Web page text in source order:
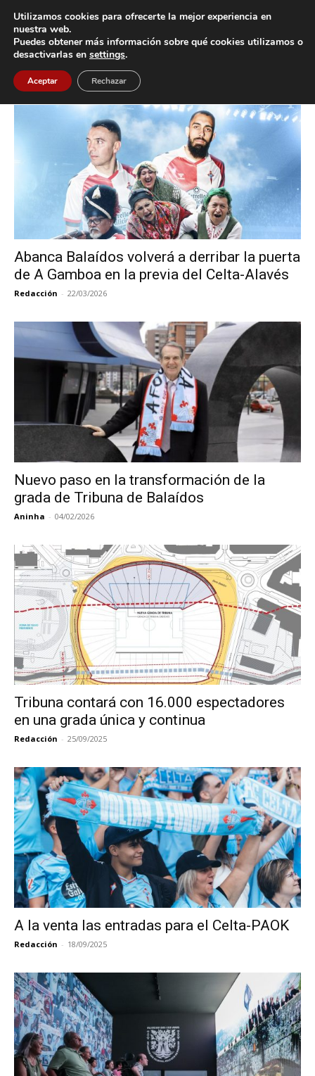
Inicio Etiquetas Abanca Balaidos
Etiqueta: Abanca Balaidos
Abanca Balaídos volverá a derribar la puerta
de A Gamboa en la previa del Celta-Alavés
Redacción - 22/03/2026
Nuevo paso en la transformación de la
grada de Tribuna de Balaídos
Aninha - 04/02/2026
Tribuna contará con 16.000 espectadores
en una grada única y continua
Redacción - 25/09/2025
A la venta las entradas para el Celta-PAOK
Redacción - 18/09/2025
Utilizamos cookies para ofrecerte la mejor experiencia en
nuestra web.
Puedes obtener más información sobre qué cookies utilizamos o
desactivarlas en settings.
Aceptar Rechazar